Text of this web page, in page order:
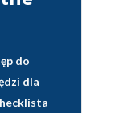
do
dla